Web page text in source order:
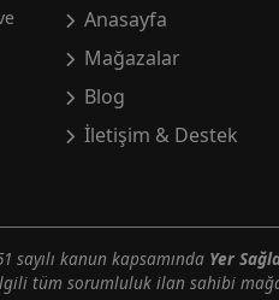
Anasayfa
Mağazalar
Blog
İletişim & Destek
sayılı kanun kapsamında Yer
tüm sorumluluk ilan sahibi